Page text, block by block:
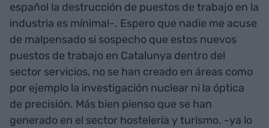
español la destrucción de puestos de trabajo en la
industria es mínima!-. Espero que nadie me acuse
de malpensado si sospecho que estos nuevos
puestos de trabajo en Catalunya dentro del
sector servicios, no se han creado en áreas como
por ejemplo la investigación nuclear ni la óptica
de precisión. Más bien pienso que se han
generado en el sector hostelería y turismo. -ya lo